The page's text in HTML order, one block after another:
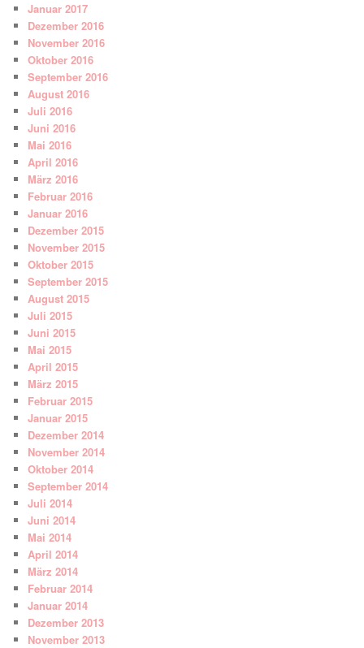
Januar 2017
Dezember 2016
November 2016
Oktober 2016
September 2016
August 2016
Juli 2016
Juni 2016
Mai 2016
April 2016
März 2016
Februar 2016
Januar 2016
Dezember 2015
November 2015
Oktober 2015
September 2015
August 2015
Juli 2015
Juni 2015
Mai 2015
April 2015
März 2015
Februar 2015
Januar 2015
Dezember 2014
November 2014
Oktober 2014
September 2014
Juli 2014
Juni 2014
Mai 2014
April 2014
März 2014
Februar 2014
Januar 2014
Dezember 2013
November 2013